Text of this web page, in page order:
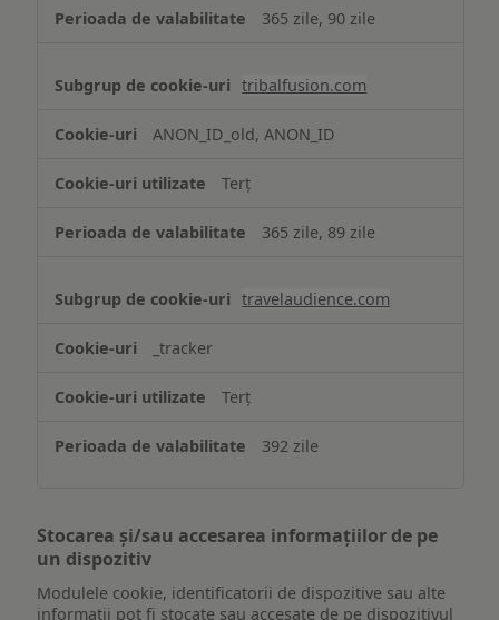
365 zile, 90 zile
tribalfusion.com
ANON_ID_old, ANON_ID
Terț
365 zile, 89 zile
travelaudience.com
_tracker
Terț
392 zile
Stocarea și/sau accesarea informațiilor de pe
un dispozitiv
Modulele cookie, identificatorii de dispozitive sau alte
informații pot fi stocate sau accesate de pe dispozitivul